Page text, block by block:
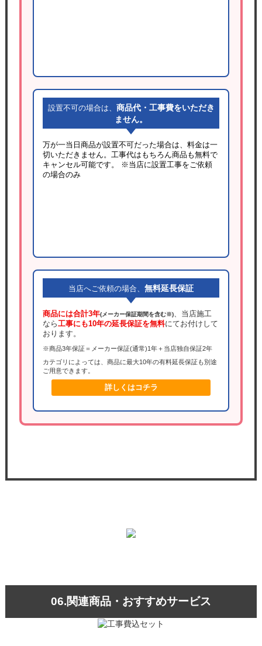
設置不可の場合は、 商品代・工事費をいただき
ません。
万が一当日商品が設置不可だった場合は、料金は一
切いただきません。工事代はもちろん商品も無料で
キャンセル可能です。
※当店に設置工事をご依頼
の場合のみ
当店へご依頼の場合、 無料延長保証
商品には合計3年(メーカー保証期間を含む※)、当店施工
なら工事にも10年の延長保証を無料にてお付けして
おります。
※商品3年保証＝メーカー保証(通常)1年＋当店独自保証2年
カテゴリによっては、商品に最大10年の有料延長保証も別途
ご用意できます。
詳しくはコチラ
06.関連商品・おすすめサービス